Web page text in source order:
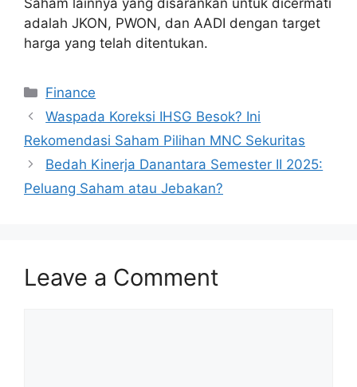
Saham lainnya yang disarankan untuk dicermati
adalah JKON, PWON, dan AADI dengan target
harga yang telah ditentukan.
Categories
Finance
Waspada Koreksi IHSG Besok? Ini
Rekomendasi Saham Pilihan MNC Sekuritas
Bedah Kinerja Danantara Semester II 2025:
Peluang Saham atau Jebakan?
Leave a Comment